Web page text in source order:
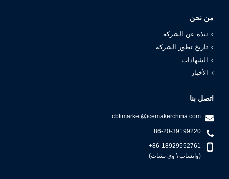
من نحن
نبذة عن الشركة
تاريخ تطور الشركة
الشهادات
الأخبار
اتصل بنا
cbfimarket@icemakerchina.com
+86-20-39199220
+86-18929552761
(واتساب \ وي تشات)